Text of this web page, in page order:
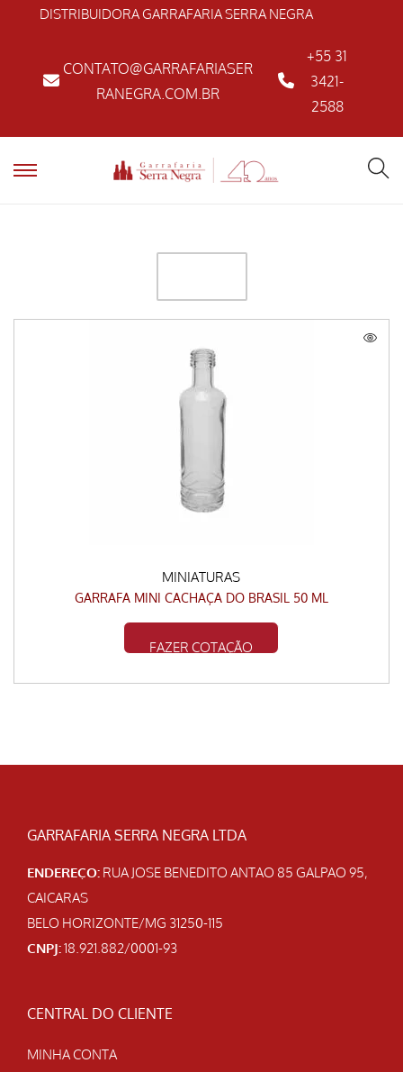
DISTRIBUIDORA GARRAFARIA SERRA NEGRA
CONTATO@GARRAFARIASER
RANEGRA.COM.BR
+55 31
3421-
2588
MINIATURAS
GARRAFA MINI CACHAÇA DO BRASIL 50 ML
FAZER COTAÇÃO
GARRAFARIA SERRA NEGRA LTDA
ENDEREÇO: RUA JOSE BENEDITO ANTAO 85 GALPAO 95,
CAICARAS
BELO HORIZONTE/MG 31250-115
CNPJ:18.921.882/0001-93
CENTRAL DO CLIENTE
MINHA CONTA